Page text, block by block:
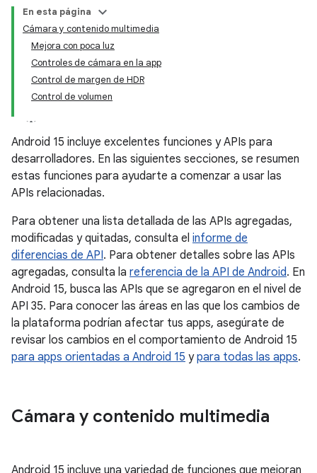
En esta página
Cámara y contenido multimedia
Mejora con poca luz
Controles de cámara en la app
Control de margen de HDR
Control de volumen
Android 15 incluye excelentes funciones y APIs para
desarrolladores. En las siguientes secciones, se resumen
estas funciones para ayudarte a comenzar a usar las
APIs relacionadas.
Para obtener una lista detallada de las APIs agregadas,
modificadas y quitadas, consulta el informe de
diferencias de API. Para obtener detalles sobre las APIs
agregadas, consulta la referencia de la API de Android. En
Android 15, busca las APIs que se agregaron en el nivel de
API 35. Para conocer las áreas en las que los cambios de
la plataforma podrían afectar tus apps, asegúrate de
revisar los cambios en el comportamiento de Android 15
para apps orientadas a Android 15 ypara todas las apps.
Cámara y contenido multimedia
Android 15 incluye una variedad de funciones que mejoran